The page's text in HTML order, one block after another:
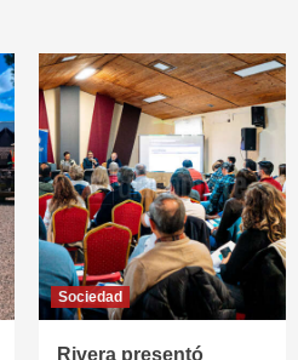
Sociedad
Rivera presentó